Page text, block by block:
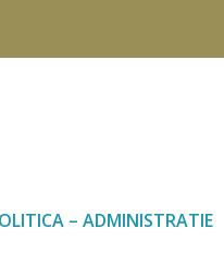
– ADMINISTRATIE